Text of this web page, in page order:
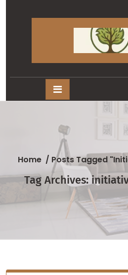
Home / Posts Tagged
Tag Archives: